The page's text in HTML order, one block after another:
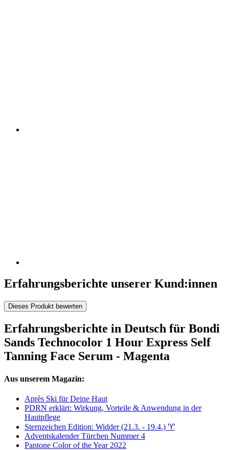
Erfahrungsberichte unserer Kund:innen
Dieses Produkt bewerten
Erfahrungsberichte in Deutsch für Bondi
Sands Technocolor 1 Hour Express Self
Tanning Face Serum - Magenta
Aus unserem Magazin:
Après Ski für Deine Haut
PDRN erklärt: Wirkung, Vorteile & Anwendung in der
Hautpflege
Sternzeichen Edition: Widder (21.3. - 19.4.) ♈︎
Adventskalender Türchen Nummer 4
Pantone Color of the Year 2022